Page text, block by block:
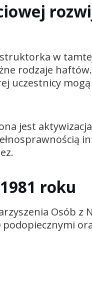
w
rodzaje
uczestnicy
jest aktywizacja
roku
Osób z
podopiecznymi